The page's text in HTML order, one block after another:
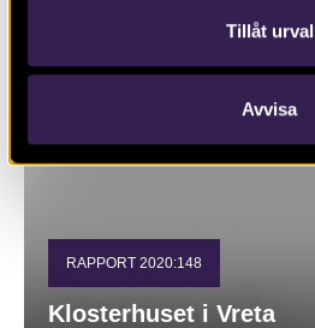
Tillåt urval
Avvisa
RAPPORT 2020:148
Klosterhuset i Vreta